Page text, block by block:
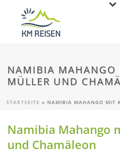
NAMIBIA MAHANGO
MÜLLER UND
STARTSEITE » NAMIBIA MAHANGO MIT
Namibia Mahango
und Chamäleon